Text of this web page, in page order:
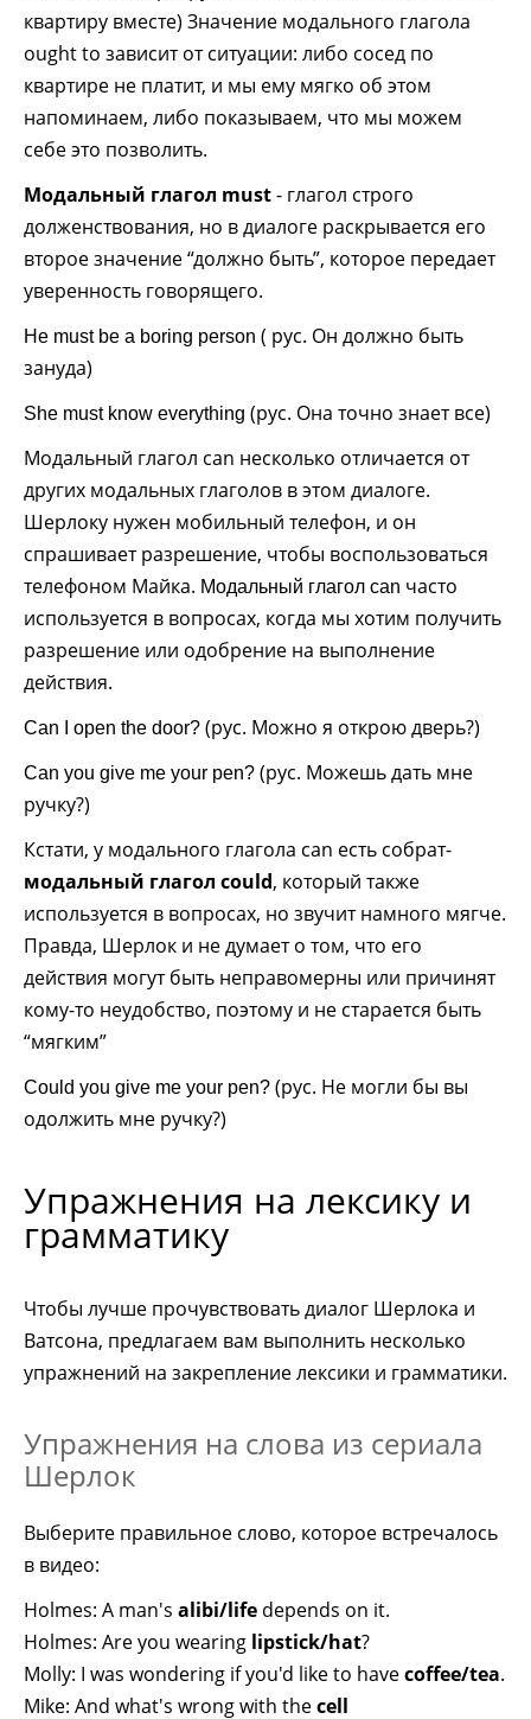
квартиру вместе) Значение модального глагола
ought to зависит от ситуации: либо сосед по
квартире не платит, и мы ему мягко об этом
напоминаем, либо показываем, что мы можем
себе это позволить.
Модальный глагол must- глагол строго
долженствования, но в диалоге раскрывается его
второе значение “должно быть”, которое передает
уверенность говорящего.
He must be a boring person ( рус. Он должно быть
зануда)
She must know everything (рус. Она точно знает все)
Модальный глагол can несколько отличается от
других модальных глаголов в этом диалоге.
Шерлоку нужен мобильный телефон, и он
спрашивает разрешение, чтобы воспользоваться
телефоном Майка. Модальный глагол can часто
используется в вопросах, когда мы хотим получить
разрешение или одобрение на выполнение
действия.
Can I open the door? (рус. Можно я открою дверь?)
Can you give me your pen? (рус. Можешь дать мне
ручку?)
Кстати, у модального глагола can есть собрат-
модальный глагол could, который также
используется в вопросах, но звучит намного мягче.
Правда, Шерлок и не думает о том, что его
действия могут быть неправомерны или причинят
кому-то неудобство, поэтому и не старается быть
“мягким”
Could you give me your pen? (рус. Не могли бы вы
одолжить мне ручку?)
Упражнения на лексику и
грамматику
Чтобы лучше прочувствовать диалог Шерлока и
Ватсона, предлагаем вам выполнить несколько
упражнений на закрепление лексики и грамматики.
Упражнения на слова из сериала
Шерлок
Выберите правильное слово, которое встречалось
в видео:
Holmes: A man's alibi/life depends on it.
Holmes: Are you wearing lipstick/hat?
Molly: I was wondering if you'd like to havecoffee/tea.
Mike: And what's wrong with thecell